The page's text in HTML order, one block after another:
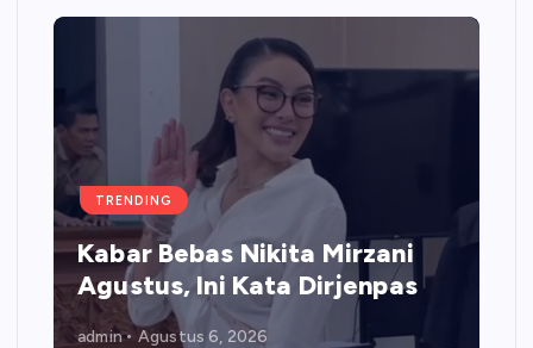
TRENDING
Kabar Bebas Nikita Mirzani
Agustus, Ini Kata Dirjenpas
admin Agustus 6, 2026